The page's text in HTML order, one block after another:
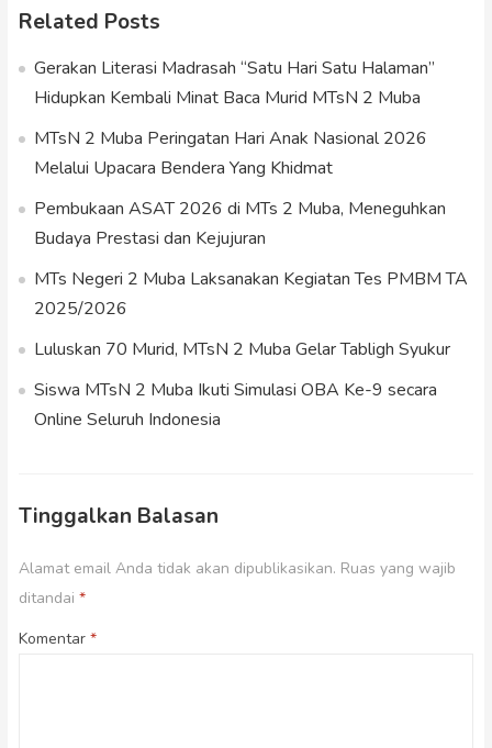
Related Posts
Gerakan Literasi Madrasah “Satu Hari Satu Halaman”
Hidupkan Kembali Minat Baca Murid MTsN 2 Muba
MTsN 2 Muba Peringatan Hari Anak Nasional 2026
Melalui Upacara Bendera Yang Khidmat
Pembukaan ASAT 2026 di MTs 2 Muba, Meneguhkan
Budaya Prestasi dan Kejujuran
MTs Negeri 2 Muba Laksanakan Kegiatan Tes PMBM TA
2025/2026
Luluskan 70 Murid, MTsN 2 Muba Gelar Tabligh Syukur
Siswa MTsN 2 Muba Ikuti Simulasi OBA Ke-9 secara
Online Seluruh Indonesia
Tinggalkan Balasan
Alamat email Anda tidak akan dipublikasikan. Ruas yang wajib
ditandai *
Komentar *